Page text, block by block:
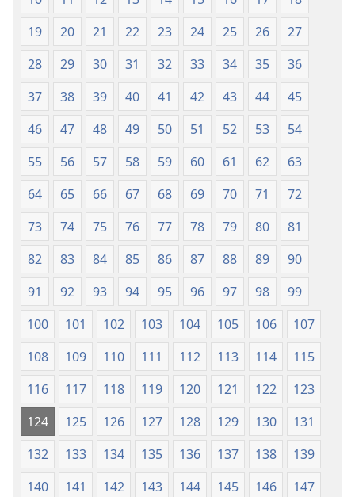
(édition
de 1995)
(édition
de 1995)
19
20 21 22 23 24 25 26
27
28
29 30 31 32 33 34 35
36
37
38 39 40 41 42 43 44
45
46
47 48 49 50 51 52 53
54
55
56 57 58 59 60 61 62
63
64
65 66 67 68 69 70 71
72
73
74 75 76 77 78 79 80
81
82
83 84 85 86 87 88 89
90
91
92 93 94 95 96 97 98
99
100
101 102 103 104 105 106
107
108
109 110 111 112 113 114
115
116
117 118 119 120 121 122
123
124
125 126 127 128 129 130
131
132
133 134 135 136 137 138
139
140
141 142 143 144 145 146
147